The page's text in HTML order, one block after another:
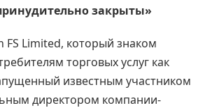
закрыты»
FS Limited, который знаком
торговых услуг как
известным участником
директором компании-